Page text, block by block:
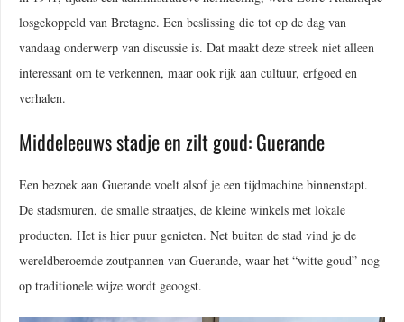
losgekoppeld van Bretagne. Een beslissing die tot op de dag van
vandaag onderwerp van discussie is. Dat maakt deze streek niet alleen
interessant om te verkennen, maar ook rijk aan cultuur, erfgoed en
verhalen.
Middeleeuws stadje en zilt goud: Guerande
Een bezoek aan Guerande voelt alsof je een tijdmachine binnenstapt.
De stadsmuren, de smalle straatjes, de kleine winkels met lokale
producten. Het is hier puur genieten. Net buiten de stad vind je de
wereldberoemde zoutpannen van Guerande, waar het “witte goud” nog
op traditionele wijze wordt geoogst.